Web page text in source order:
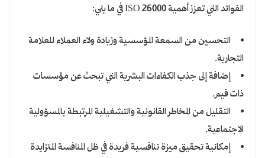
الفوائد التي تعزز أهمية ISO 26000 في ما يلي:
التحسين من السمعة المؤسسية وزيادة ولاء العملاء للعلامة
التجارية.
إضافة إلى جذب الكفاءات البشرية التي تبحث عن مؤسسات
ذات قيم.
التقليل من المخاطر القانونية والتشغيلية المرتبطة بالمسؤولية
الاجتماعية.
إمكانية تحقيق ميزة تنافسية فريدة في ظل المنافسة المتزايدة